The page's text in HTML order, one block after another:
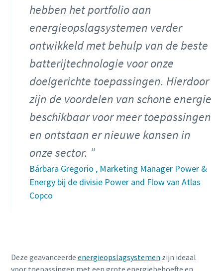
hebben het portfolio aan
energieopslagsystemen verder
ontwikkeld met behulp van de beste
batterijtechnologie voor onze
doelgerichte toepassingen. Hierdoor
zijn de voordelen van schone energie
beschikbaar voor meer toepassingen
en ontstaan er nieuwe kansen in
onze sector.
Bárbara Gregorio , Marketing Manager Power &
Energy bij de divisie Power and Flow van Atlas
Copco
Deze geavanceerde energieopslagsystemen zijn ideaal
voor toepassingen met een grote energiebehoefte en